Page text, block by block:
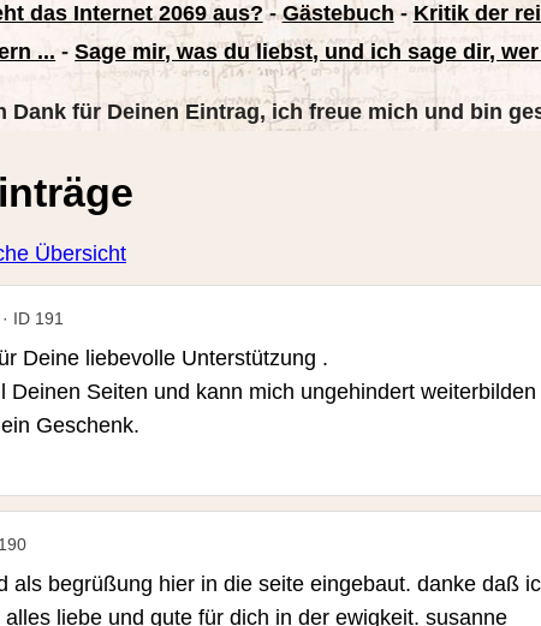
das Internet 2069 aus?-Gästebuch-Kritik der
... -Sage mir, was du liebst, und ich sage dir,
Dank für Deinen Eintrag, ich freue mich und bin